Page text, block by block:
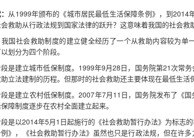
从1999年颁布的《城市居民最低生活保障条例》，到2014
救助从行政法规到国家法律的跃升？这意味着我国的社会救
我国社会救助制度的建立健全经历了一个从救助内容较为
划分为四个阶段。
是建立城市低保制度。1999年9月28日，国务院第21次常
立法建制的历程。但那时的社会救助还主要体现在最低生活
是建立农村低保制度。2007年7月11日，国务院发布了《
障制度逐步在农村全面建立起来。
是以2014年5月1日起施行的《社会救助暂行办法》为标志
》，《社会救助暂行办法》虽然也只是行政法规，但在许